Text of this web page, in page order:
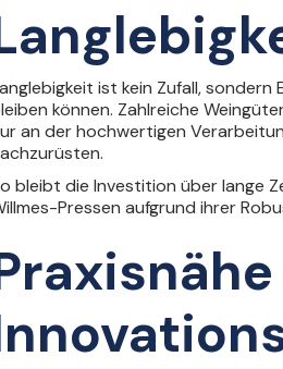
ist kein Zufall,
können. Zahlreiche
an der hochwertigen
bleibt die Investition über lange
Pressen aufgrund ihrer